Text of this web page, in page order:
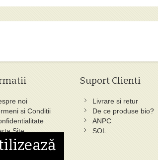
noi
si Conditii
Site
au cautat altii
Avansata
Suport Clienti
Livrare si retur
De ce produse bio?
ANPC
SOL